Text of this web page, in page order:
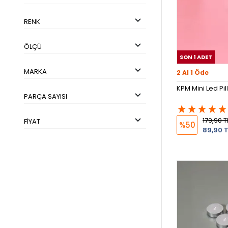
RENK
ÖLÇÜ
MARKA
PARÇA SAYISI
FIYAT
SON 1 ADET
2 Al 1 Öde
KPM Mini Led
%50
179,90
89,90